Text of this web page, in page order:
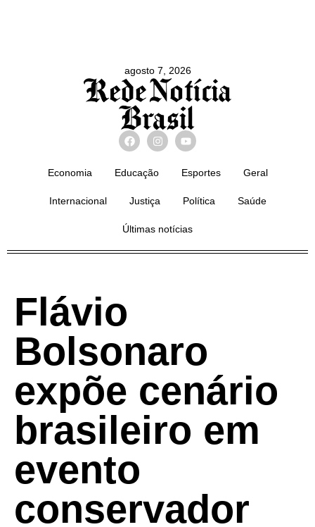
agosto 7, 2026
Economia Educação Esportes Geral
Internacional Justiça Política Saúde
Últimas notícias
Flávio
Bolsonaro
expõe cenário
brasileiro em
evento
conservador